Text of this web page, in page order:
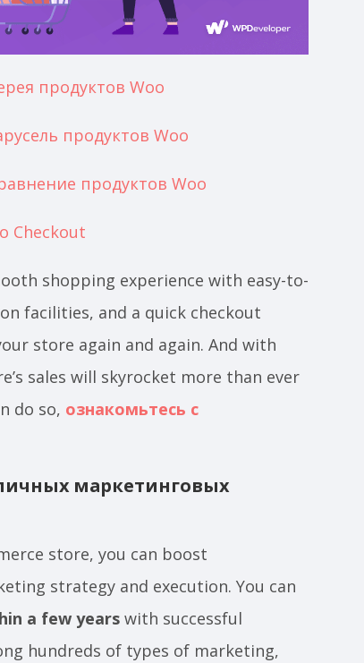
продуктов Woo
продуктов Woo
продуктов Woo
Checkout
shopping experience with easy-to-
facilities, and a quick checkout
store again and again. And with
sales will skyrocket more than ever
do so, ознакомьтесь с
маркетинговых
store, you can boost
strategy and execution. You can
a few years with successful
hundreds of types of marketing,